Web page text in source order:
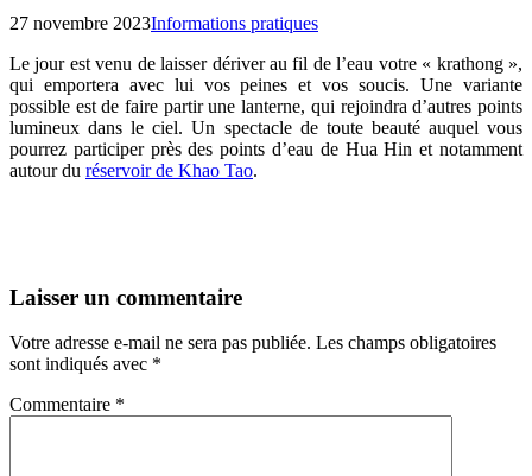
27 novembre 2023Informations pratiques
Le jour est venu de laisser dériver au fil de l’eau votre « krathong »,
qui emportera avec lui vos peines et vos soucis. Une variante
possible est de faire partir une lanterne, qui rejoindra d’autres points
lumineux dans le ciel. Un spectacle de toute beauté auquel vous
pourrez participer près des points d’eau de Hua Hin et notamment
autour du réservoir de Khao Tao.
Laisser un commentaire
Votre adresse e-mail ne sera pas publiée. Les champs obligatoires
sont indiqués avec *
Commentaire *